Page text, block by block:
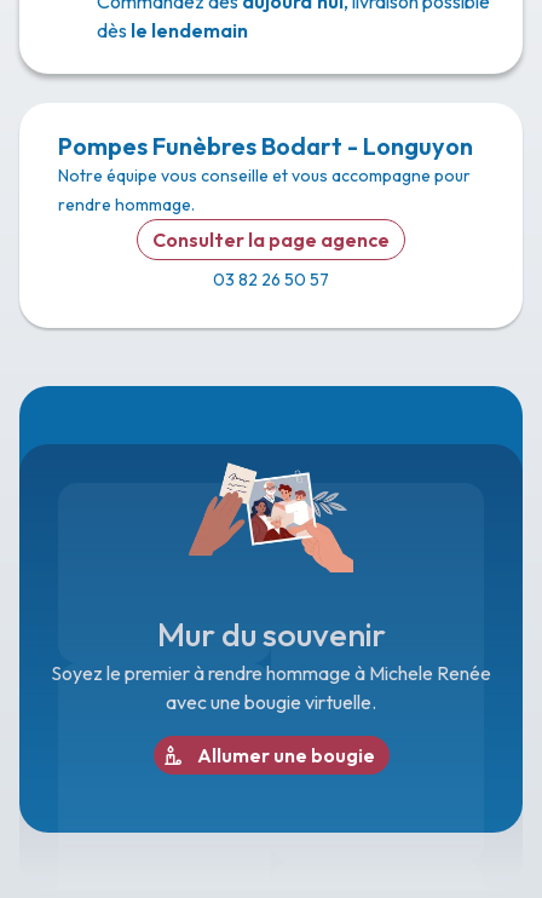
dès le lendemain
Pompes Funèbres Bodart - Longuyon
Notre équipe vous conseille et vous accompagne pour
rendre hommage.
Consulter la page agence
03 82 26 50 57
Mur du souvenir
Soyez le premier à rendre hommage à Michele Renée
avec une bougie virtuelle.
Allumer une bougie